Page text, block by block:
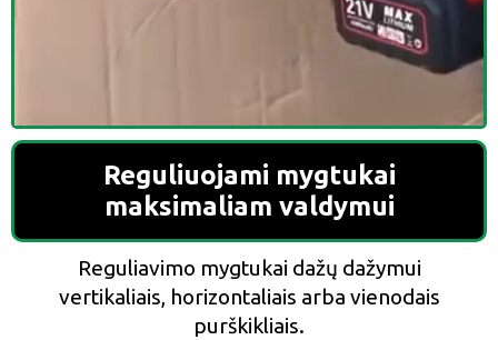
Reguliuojami mygtukai
maksimaliam valdymui
Reguliavimo mygtukai dažų dažymui
vertikaliais, horizontaliais arba vienodais
purškikliais.